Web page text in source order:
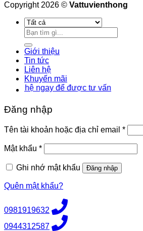
Copyright 2026 © Vattuvienthong
Tìm
kiếm:
Giới thiệu
Tin tức
Liên hệ
Khuyến mãi
ngay để được tư vấn
Đăng nhập
Tên tài khoản hoặc địa chỉ email *Bắt
buộc
Mật khẩu *Bắt
buộc
Ghi nhớ mật khẩu
Đăng nhập
Quên mật khẩu?
0981919632
0944312587